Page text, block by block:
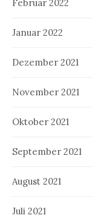
Februar 2022
Januar 2022
Dezember 2021
November 2021
Oktober 2021
September 2021
August 2021
Juli 2021